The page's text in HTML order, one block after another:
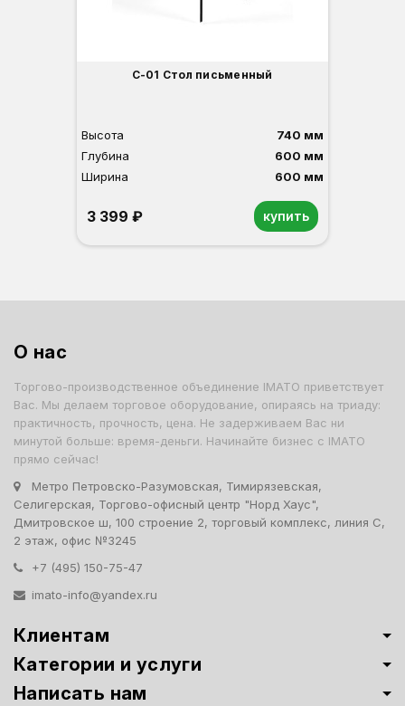
С-01 Стол письменный
Высота
740 мм
Глубина
600 мм
Ширина
600 мм
3 399 ₽ купить
О нас
Торгово-производственное объединение IMATO приветствует
Вас. Мы делаем торговое оборудование, опираясь на триаду:
практичность, прочность, цена. Не задерживаем Вас ни
минутой больше: время-деньги. Начинайте бизнес с IMATO
прямо сейчас!
Метро Петровско-Разумовская, Тимирязевская,
Селигерская, Торгово-офисный центр "Норд Хаус",
Дмитровское ш, 100 строение 2, торговый комплекс, линия С,
2 этаж, офис №3245
+7 (495) 150-75-47
imato-info@yandex.ru
Клиентам
Категории и услуги
Написать нам